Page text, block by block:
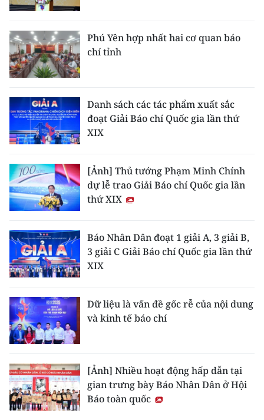
Phú Yên hợp nhất hai cơ quan báo
chí tỉnh
Danh sách các tác phẩm xuất sắc
đoạt Giải Báo chí Quốc gia lần thứ
XIX
[Ảnh] Thủ tướng Phạm Minh Chính
dự lễ trao Giải Báo chí Quốc gia lần
thứ XIX
Báo Nhân Dân đoạt 1 giải A, 3 giải B,
3 giải C Giải Báo chí Quốc gia lần thứ
XIX
Dữ liệu là vấn đề gốc rễ của nội dung
và kinh tế báo chí
[Ảnh] Nhiều hoạt động hấp dẫn tại
gian trưng bày Báo Nhân Dân ở Hội
Báo toàn quốc